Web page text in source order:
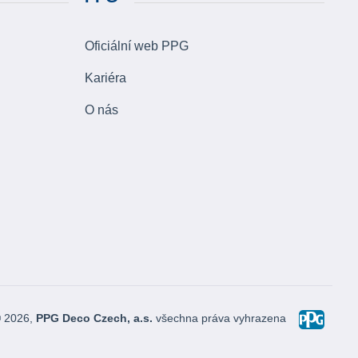
Oficiální web PPG
Kariéra
O nás
PPG Deco Czech, a.s. všechna práva vyhrazena